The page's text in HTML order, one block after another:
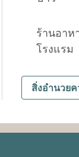
ร้านอาห
โรงแรม
สิ่งอํานวย